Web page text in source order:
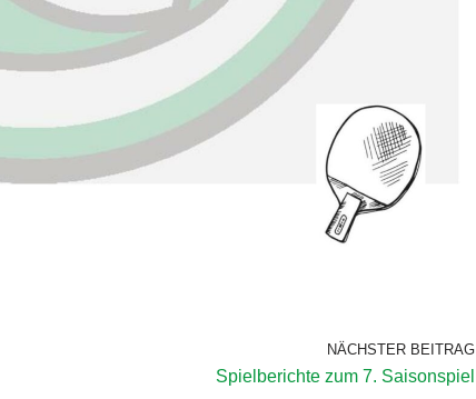
NÄCHSTER BEITRAG
Spielberichte zum 7. Saisonspiel